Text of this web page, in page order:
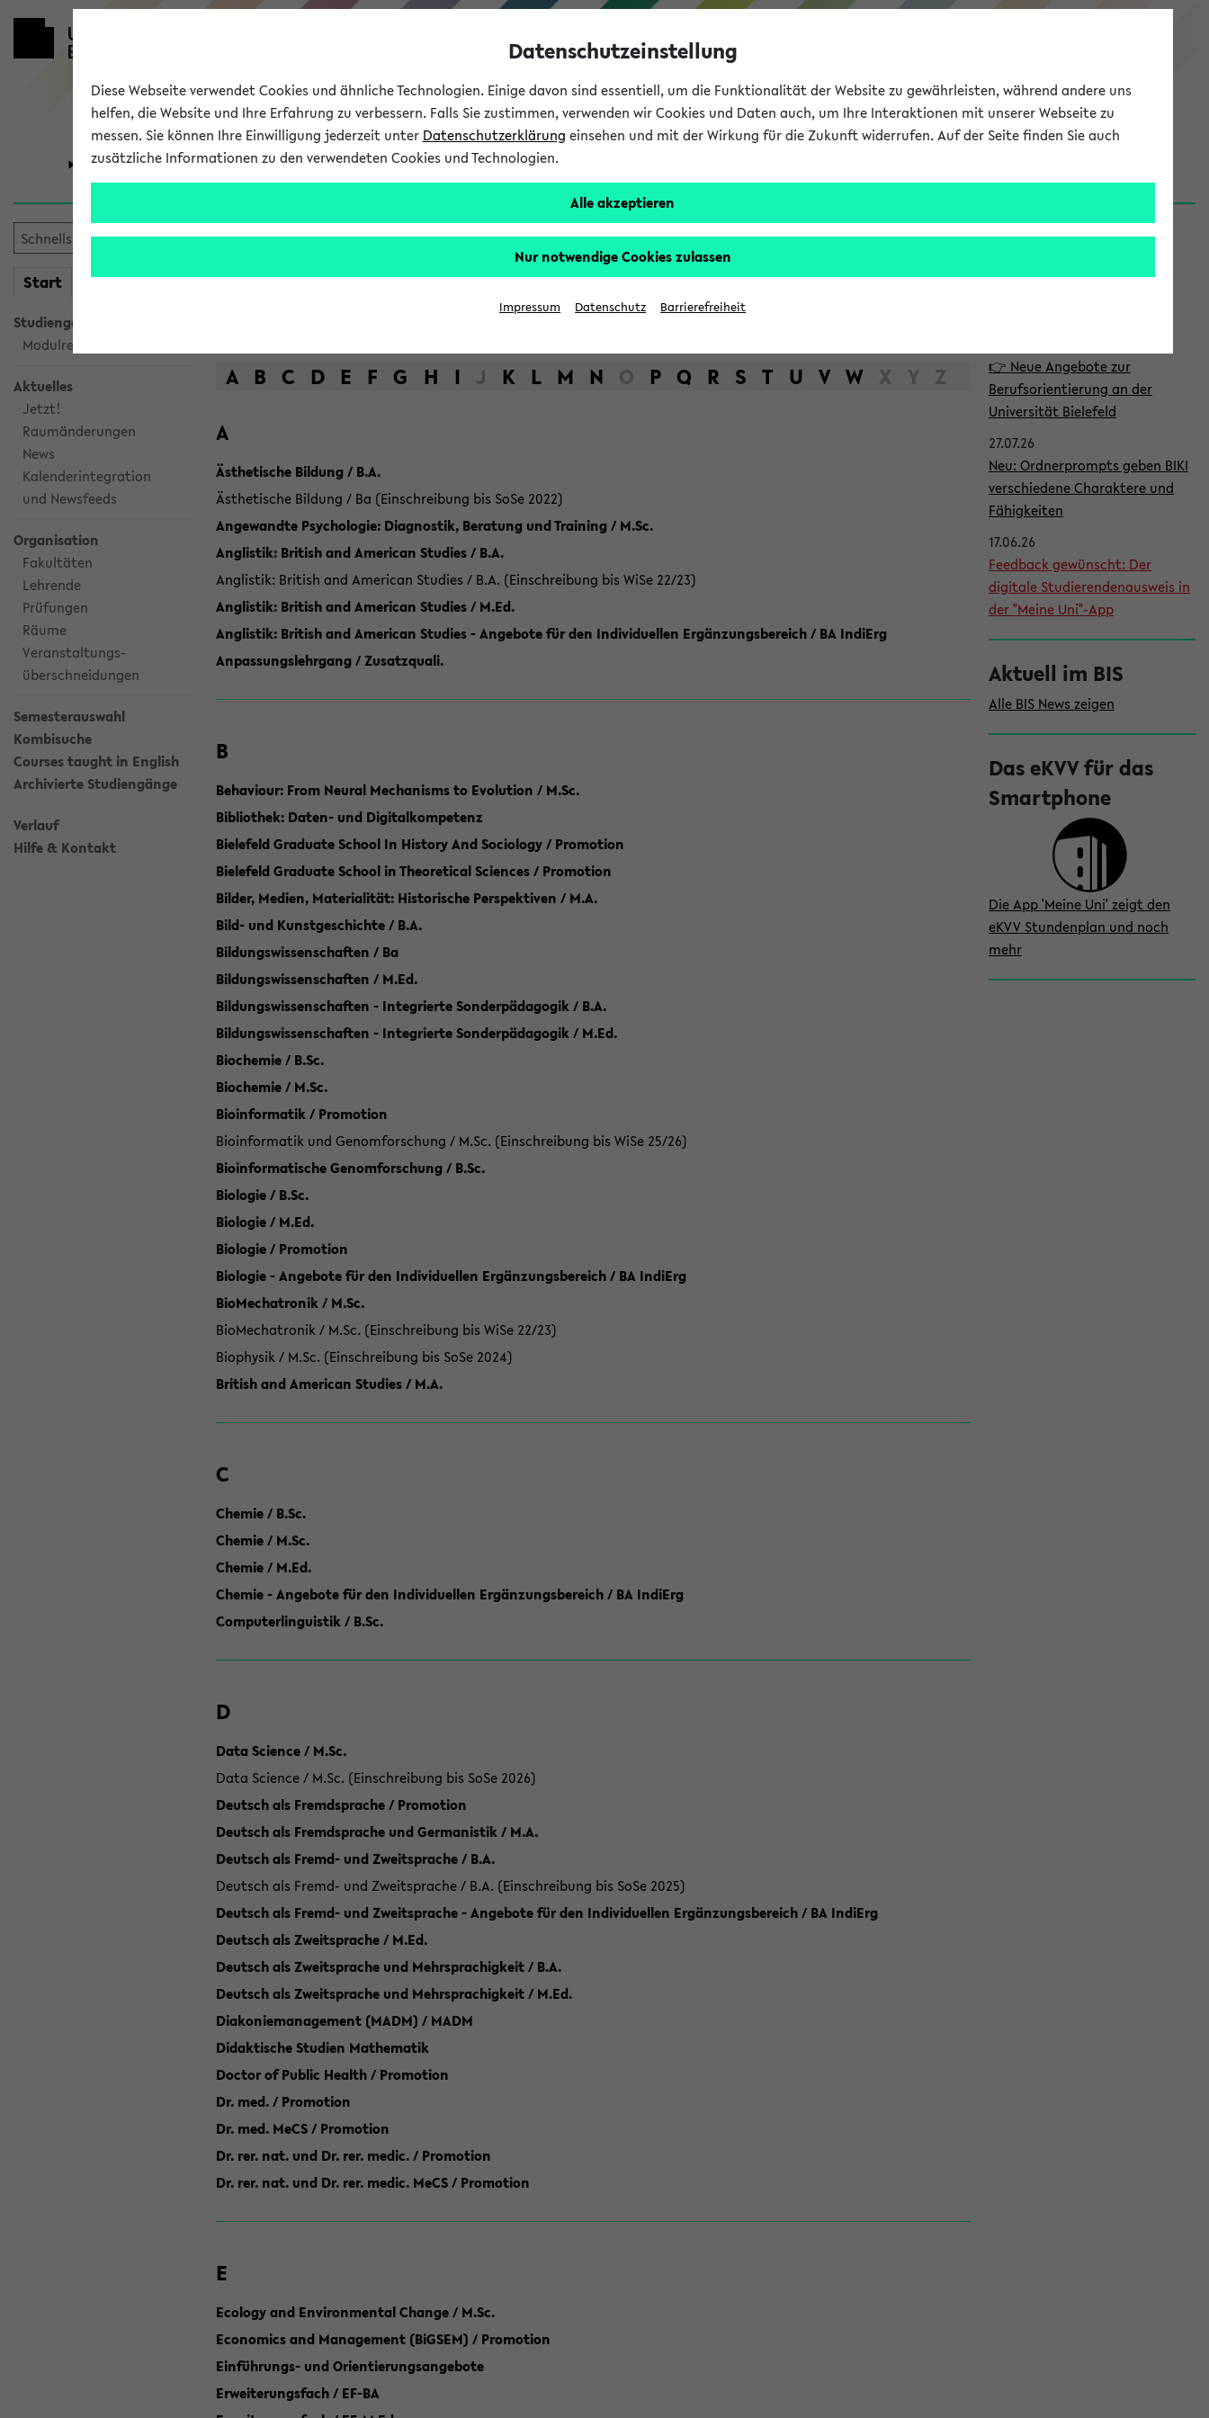
eKVV
Universität Forschung Studium
Start meineKVV
Studiengangsauswahl
Modulrecherche
Aktuelles
Jetzt!
Raumänderungen
News
Kalenderintegration
und Newsfeeds
Organisation
Fakultäten
Lehrende
Prüfungen
Räume
Veranstaltungs-
überschneidungen
Semesterauswahl
Kombisuche
Courses taught in English
Archivierte Studiengänge
Verlauf
Hilfe & Kontakt
Das Lehrangebot der Universität Bielefeld
A B C D E F G H I J K L M N O P Q R S T U V W X Y Z
A
Ästhetische Bildung / B.A.
Ästhetische Bildung / Ba (Einschreibung bis SoSe 2022)
Angewandte Psychologie: Diagnostik, Beratung und Training / M.Sc.
Anglistik: British and American Studies / B.A.
Anglistik: British and American Studies / B.A. (Einschreibung bis WiSe 22/23)
Anglistik: British and American Studies / M.Ed.
Anglistik: British and American Studies - Angebote für den Individuellen Ergänzungsbereich / BA IndiErg
Anpassungslehrgang / Zusatzquali.
B
Behaviour: From Neural Mechanisms to Evolution / M.Sc.
Bibliothek: Daten- und Digitalkompetenz
Bielefeld Graduate School In History And Sociology / Promotion
Bielefeld Graduate School in Theoretical Sciences / Promotion
Bilder, Medien, Materialität: Historische Perspektiven / M.A.
Bild- und Kunstgeschichte / B.A.
Bildungswissenschaften / Ba
Bildungswissenschaften / M.Ed.
Bildungswissenschaften - Integrierte Sonderpädagogik / B.A.
Bildungswissenschaften - Integrierte Sonderpädagogik / M.Ed.
Biochemie / B.Sc.
Biochemie / M.Sc.
Bioinformatik / Promotion
Bioinformatik und Genomforschung / M.Sc. (Einschreibung bis WiSe 25/26)
Bioinformatische Genomforschung / B.Sc.
Biologie / B.Sc.
Biologie / M.Ed.
Biologie / Promotion
Biologie - Angebote für den Individuellen Ergänzungsbereich / BA IndiErg
BioMechatronik / M.Sc.
BioMechatronik / M.Sc. (Einschreibung bis WiSe 22/23)
Biophysik / M.Sc. (Einschreibung bis SoSe 2024)
British and American Studies / M.A.
C
Chemie / B.Sc.
Chemie / M.Sc.
Chemie / M.Ed.
Chemie - Angebote für den Individuellen Ergänzungsbereich / BA IndiErg
Computerlinguistik / B.Sc.
D
Data Science / M.Sc.
Data Science / M.Sc. (Einschreibung bis SoSe 2026)
Deutsch als Fremdsprache / Promotion
Deutsch als Fremdsprache und Germanistik / M.A.
Deutsch als Fremd- und Zweitsprache / B.A.
Deutsch als Fremd- und Zweitsprache / B.A. (Einschreibung bis SoSe 2025)
Deutsch als Fremd- und Zweitsprache - Angebote für den Individuellen Ergänzungsbereich / BA IndiErg
Deutsch als Zweitsprache / M.Ed.
Deutsch als Zweitsprache und Mehrsprachigkeit / B.A.
Deutsch als Zweitsprache und Mehrsprachigkeit / M.Ed.
Diakoniemanagement (MADM) / MADM
Didaktische Studien Mathematik
Doctor of Public Health / Promotion
Dr. med. / Promotion
Dr. med. MeCS / Promotion
Dr. rer. nat. und Dr. rer. medic. / Promotion
Dr. rer. nat. und Dr. rer. medic. MeCS / Promotion
E
Ecology and Environmental Change / M.Sc.
Economics and Management (BiGSEM) / Promotion
Einführungs- und Orientierungsangebote
Erweiterungsfach / EF-BA
S
i
News
👉 Neue Angebote zur
Berufsorientierung an der
Universität Bielefeld
27.07.26
Neu: Ordnerprompts geben BIKI
verschiedene Charaktere und
Fähigkeiten
17.06.26
Feedback gewünscht: Der
digitale Studierendenausweis in
der "Meine Uni"-App
Aktuell im BIS
Alle BIS News zeigen
Das eKVV für das
Smartphone
Die App 'Meine Uni' zeigt den
eKVV Stundenplan und noch
mehr
Datenschutzeinstellung
Diese Webseite verwendet Cookies und ähnliche Technologien. Einige davon sind essentiell, um die Funktionalität der Website zu gewährleisten, während andere uns
helfen, die Website und Ihre Erfahrung zu verbessern. Falls Sie zustimmen, verwenden wir Cookies und Daten auch, um Ihre Interaktionen mit unserer Webseite zu
messen. Sie können Ihre Einwilligung jederzeit unter Datenschutzerklärung einsehen und mit der Wirkung für die Zukunft widerrufen. Auf der Seite finden Sie auch
zusätzliche Informationen zu den verwendeten Cookies und Technologien.
Alle akzeptieren
Nur notwendige Cookies zulassen
Impressum Datenschutz Barrierefreiheit